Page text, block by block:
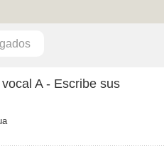
A - Escribe sus